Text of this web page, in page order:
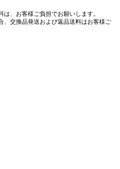
、お客様ご負担でお願いします。
、交換品発送および返品送料はお客様ご